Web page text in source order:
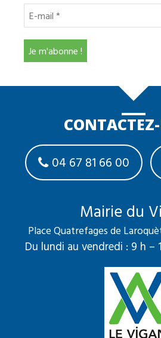
04 67 81 66 00
Mairie du
Place Quatrefages de
Du lundi au vendredi : 9 h –